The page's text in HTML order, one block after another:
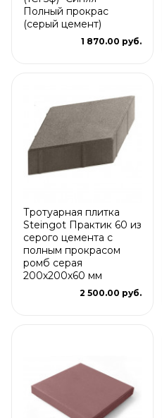
Полный прокрас
(серый цемент)
1 870.00 руб.
Тротуарная плитка
Steingot Практик 60 из
серого цемента с
полным прокрасом
ромб серая
200х200х60 мм
2 500.00 руб.